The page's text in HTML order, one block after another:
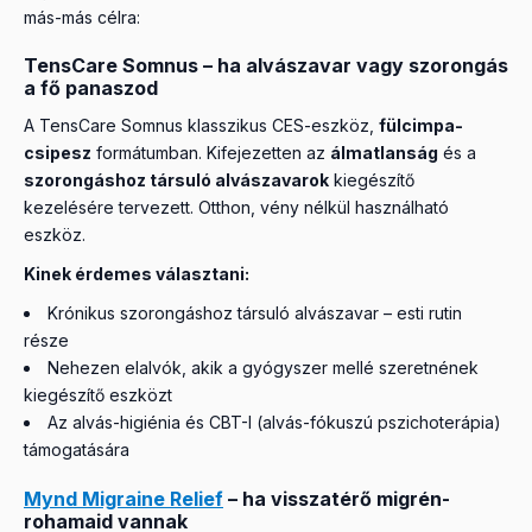
kedvéért: van olyan kutatás [2], amely az álmatlanság-
vizsgálatok eredményeit „nem egységesnek" tartja,
ezért egyéni tapasztalat alapján érdemes mérlegelni.
neurológus szakorvosi feladat
mindig egyeztesd a kezelőorvosoddal – nem helyettesíti
a roham-oldó (triptán) vagy preventív gyógyszereket.
jobb eredményt a kontrollhoz képest.
választás – a fájdalomklinikai szakellátás, gyógytorna,
fizioterápia és gyógyszeres kezelés sokkal erősebb
bizonyítékon alapul. A CES legfeljebb egy próbálkozás
lehet, ha a fájdalom szorongáshoz vagy alvászavarhoz
is társul.
más-más célra:
TensCare Somnus – ha alvászavar vagy szorongás
a fő panaszod
A TensCare Somnus klasszikus CES-eszköz, fülcimpa-
csipesz formátumban. Kifejezetten az álmatlanság és a
szorongáshoz társuló alvászavarok kiegészítő
kezelésére tervezett. Otthon, vény nélkül használható
eszköz.
Kinek érdemes választani:
Krónikus szorongáshoz társuló alvászavar – esti rutin
része
Nehezen elalvók, akik a gyógyszer mellé szeretnének
kiegészítő eszközt
Az alvás-higiénia és CBT-I (alvás-fókuszú pszichoterápia)
támogatására
Mynd Migraine Relief – ha visszatérő migrén-
rohamaid vannak